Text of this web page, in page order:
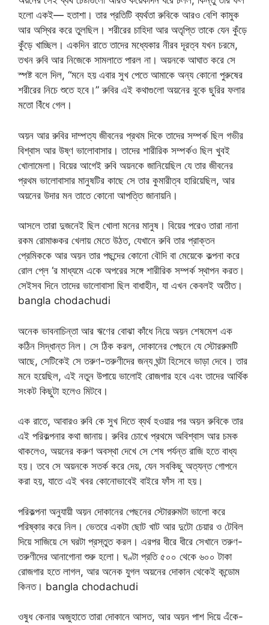
হলো একই— হতাশা। তার প্রতিটি ব্যর্থতা রুবিকে আরও বেশি কামুক
আর অস্থির করে তুলছিল। শরীরের চাহিদা আর অতৃপ্তি তাকে যেন কুঁড়ে
কুঁড়ে খাচ্ছিল। একদিন রাতে তাদের মধ্যেকার নীরব দূরত্ব যখন চরমে,
তখন রুবি আর নিজেকে সামলাতে পারল না। অয়নকে আঘাত করে সে
স্পষ্ট বলে দিল, “মনে হয় এবার সুখ পেতে আমাকে অন্য কোনো পুরুষের
শরীরের নিচে শুতে হবে।” রুবির এই কথাগুলো অয়নের বুকে ছুরির ফলার
মতো বিঁধে গেল।
অয়ন আর রুবির দাম্পত্য জীবনের প্রথম দিকে তাদের সম্পর্ক ছিল গভীর
বিশ্বাস আর উষ্ণ ভালোবাসার। তাদের শারীরিক সম্পর্কও ছিল খুবই
খোলামেলা। বিয়ের আগেই রুবি অয়নকে জানিয়েছিল যে তার জীবনের
প্রথম ভালোবাসার মানুষটির কাছে সে তার কুমারীত্ব হারিয়েছিল, আর
অয়নের উদার মন তাতে কোনো আপত্তি জানায়নি।
আসলে তারা দুজনেই ছিল খোলা মনের মানুষ। বিয়ের পরেও তারা নানা
রকম রোমাঞ্চকর খেলায় মেতে উঠত, যেখানে রুবি তার প্রাক্তন
প্রেমিককে আর অয়ন তার পছন্দের কোনো বৌদি বা মেয়েকে কল্পনা করে
রোল প্লে ‘র মাধ্যমে‌ একে অপরের সঙ্গে শারীরিক সম্পর্ক স্থাপন করত।
সেইসব দিনে তাদের ভালোবাসা ছিল বাধাহীন, যা এখন কেবলই অতীত।
bangla chodachudi
অনেক ভাবনাচিন্তা আর ঋণের বোঝা কাঁধে নিয়ে অয়ন শেষমেশ এক
কঠিন সিদ্ধান্ত নিল। সে ঠিক করল, দোকানের পেছনে যে স্টোররুমটি
আছে, সেটিকেই সে তরুণ-তরুণীদের জন্য ঘন্টা হিসেবে ভাড়া দেবে। তার
মনে হয়েছিল, এই নতুন উপায়ে ভালোই রোজগার হবে এবং তাদের আর্থিক
সংকট কিছুটা হলেও মিটবে।
এক রাতে, আবারও রুবি কে সুখ দিতে ব্যর্থ হওয়ার পর অয়ন রুবিকে তার
এই পরিকল্পনার কথা জানায়। রুবির চোখে প্রথমে অবিশ্বাস আর চমক
থাকলেও, অয়নের করুণ অবস্থা দেখে সে শেষ পর্যন্ত রাজি হতে বাধ্য
হয়। তবে সে অয়নকে সতর্ক করে দেয়, যেন সবকিছু অত্যন্ত গোপনে
করা হয়, যাতে এই খবর কোনোভাবেই বাইরে ফাঁস না হয়।
পরিকল্পনা অনুযায়ী অয়ন দোকানের পেছনের স্টোররুমটা ভালো করে
পরিষ্কার করে নিল। ভেতরে একটা ছোট খাট আর দুটো চেয়ার ও টেবিল
দিয়ে সাজিয়ে সে ঘরটা প্রস্তুত করল। এরপর ধীরে ধীরে সেখানে তরুণ-
তরুণীদের আনাগোনা শুরু হলো। ঘণ্টা প্রতি ৫০০ থেকে ৬০০ টাকা
রোজগার হতে লাগল, আর অনেক যুগল অয়নের দোকান থেকেই কন্ডোম
কিনত। bangla chodachudi
ওষুধ কেনার অজুহাতে তারা দোকানে আসত, আর অয়ন পাশ দিয়ে এঁকে-